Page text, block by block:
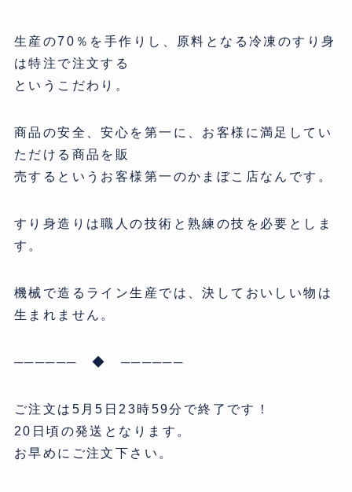
生産の70％を手作りし、原料となる冷凍のすり身
は特注で注文する
というこだわり。
商品の安全、安心を第一に、お客様に満足してい
ただける商品を販
売するというお客様第一のかまぼこ店なんです。
すり身造りは職人の技術と熟練の技を必要としま
す。
機械で造るライン生産では、決しておいしい物は
生まれません。
────── ◆ ──────
ご注文は5月5日23時59分で終了です！
20日頃の発送となります。
お早めにご注文下さい。